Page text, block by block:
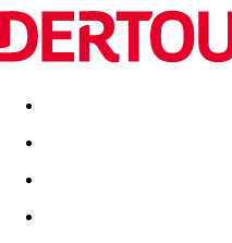
Destinatii Vacanta perfecta